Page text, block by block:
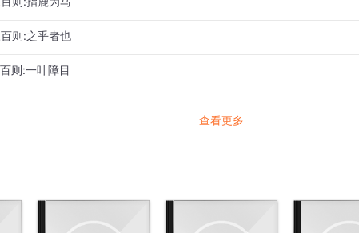
则:之乎者也
则:一叶障目
查看更多